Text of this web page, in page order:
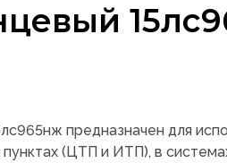
предназначен для
(ЦТП и ИТП), в